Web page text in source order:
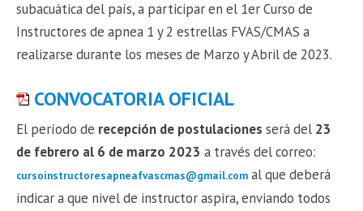
subacuática del país, a participar en el 1er Curso de
Instructores de apnea 1 y 2 estrellas FVAS/CMAS a
realizarse durante los meses de Marzo y Abril de 2023.
CONVOCATORIA OFICIAL
El período de recepción de postulaciones será del 23
de febrero al 6 de marzo 2023 a través del correo:
cursoinstructoresapneafvascmas@gmail.com al que deberá
indicar a que nivel de instructor aspira, enviando todos